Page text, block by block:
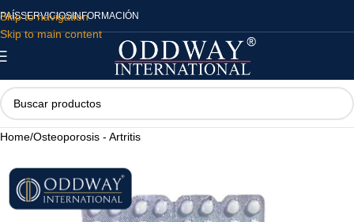
Skip to navigation
Skip to main content
PAÍSSERVICIOSINFORMACIÓN
Home/Osteoporosis - Artritis